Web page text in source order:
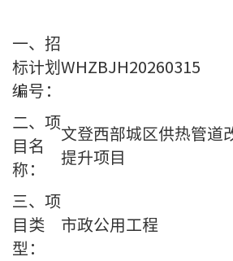
一、招
标计划
编号：
WHZBJH20260315
二、项
目名
称：
文登西部城区供热管道
提升项目
三、项
目类
型：
市政公用工程